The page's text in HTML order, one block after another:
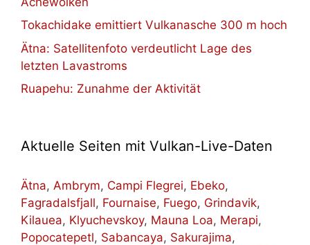
Tokachidake emittiert Vulkanasche 300 m hoch
Ätna: Satellitenfoto verdeutlicht Lage des
letzten Lavastroms
Ruapehu: Zunahme der Aktivität
Aktuelle Seiten mit Vulkan-Live-Daten
Ätna, Ambrym, Campi Flegrei, Ebeko,
Fagradalsfjall, Fournaise, Fuego, Grindavik,
Kilauea, Klyuchevskoy, Mauna Loa, Merapi,
Popocatepetl, Sabancaya, Sakurajima,